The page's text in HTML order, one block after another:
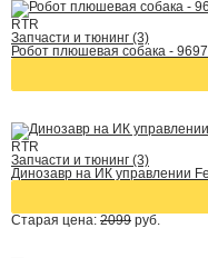
RTR
Запчасти и тюнинг (3)
Робот плюшевая собака -
RTR
Запчасти и тюнинг (3)
Динозавр на ИК управлении
Старая цена: 2099 руб.